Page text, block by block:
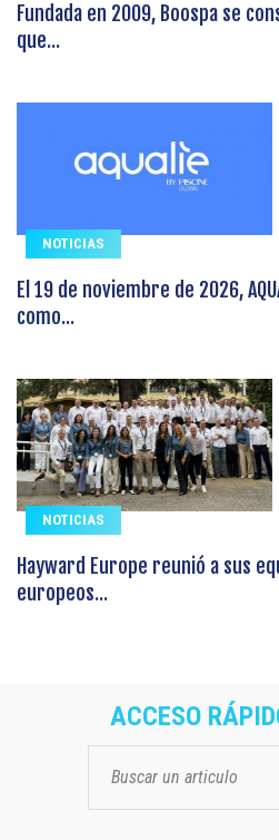
Fundada en 2009, Boospa se
que...
NOTICIAS
El 19 de noviembre de 2026,
como...
NOTICIAS
Hayward Europe reunió a sus
europeos...
ACCESO